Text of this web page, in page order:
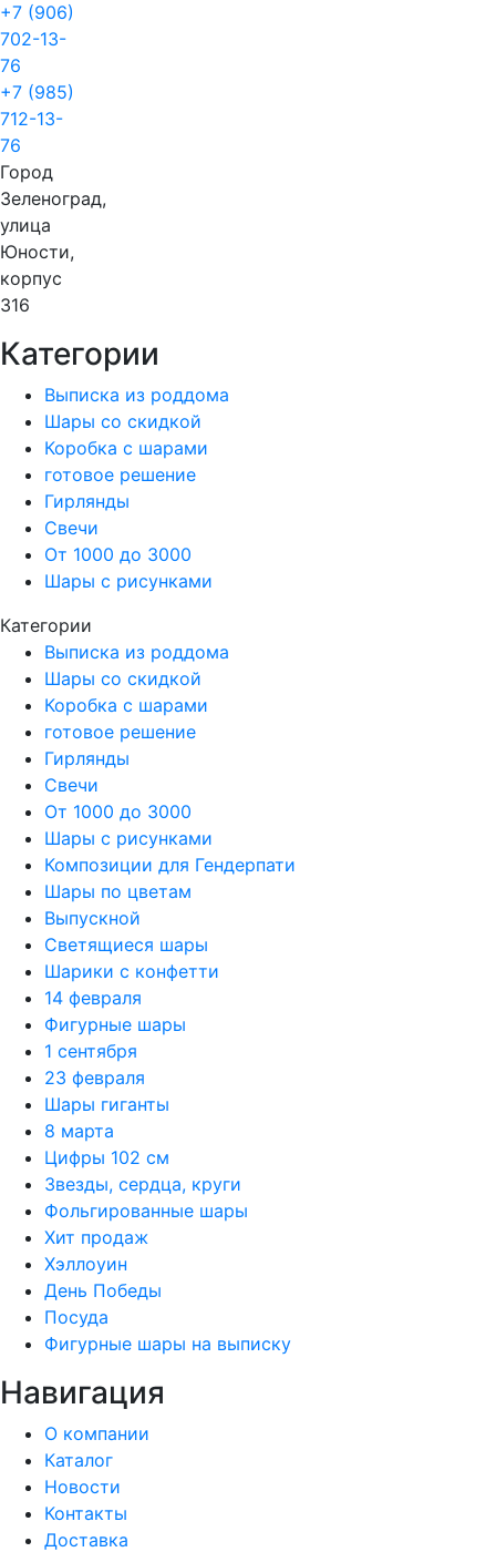
+7 (906)
702-13-
76
+7 (985)
712-13-
76
Город
Зеленоград,
улица
Юности,
корпус
316
Категории
Выписка из роддома
Шары со скидкой
Коробка с шарами
готовое решение
Гирлянды
Свечи
От 1000 до 3000
Шары с рисунками
Категории
Выписка из роддома
Шары со скидкой
Коробка с шарами
готовое решение
Гирлянды
Свечи
От 1000 до 3000
Шары с рисунками
Композиции для Гендерпати
Шары по цветам
Выпускной
Светящиеся шары
Шарики с конфетти
14 февраля
Фигурные шары
1 сентября
23 февраля
Шары гиганты
8 марта
Цифры 102 см
Звезды, сердца, круги
Фольгированные шары
Хит продаж
Хэллоуин
День Победы
Посуда
Фигурные шары на выписку
Навигация
О компании
Каталог
Новости
Контакты
Доставка